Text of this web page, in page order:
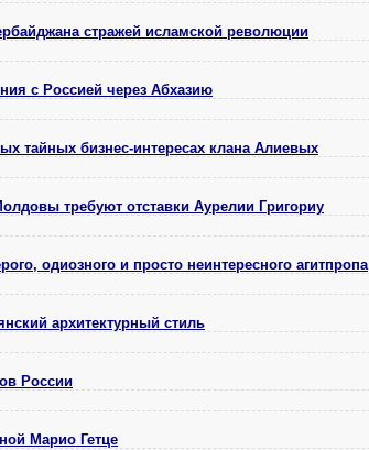
стражей исламской революции
с Россией через Абхазию
тайных бизнес-интересах клана Алиевых
требуют отставки Аурелии Григориу
одиозного и просто неинтересного агитпропа
архитектурный стиль
России
Марио Гетце